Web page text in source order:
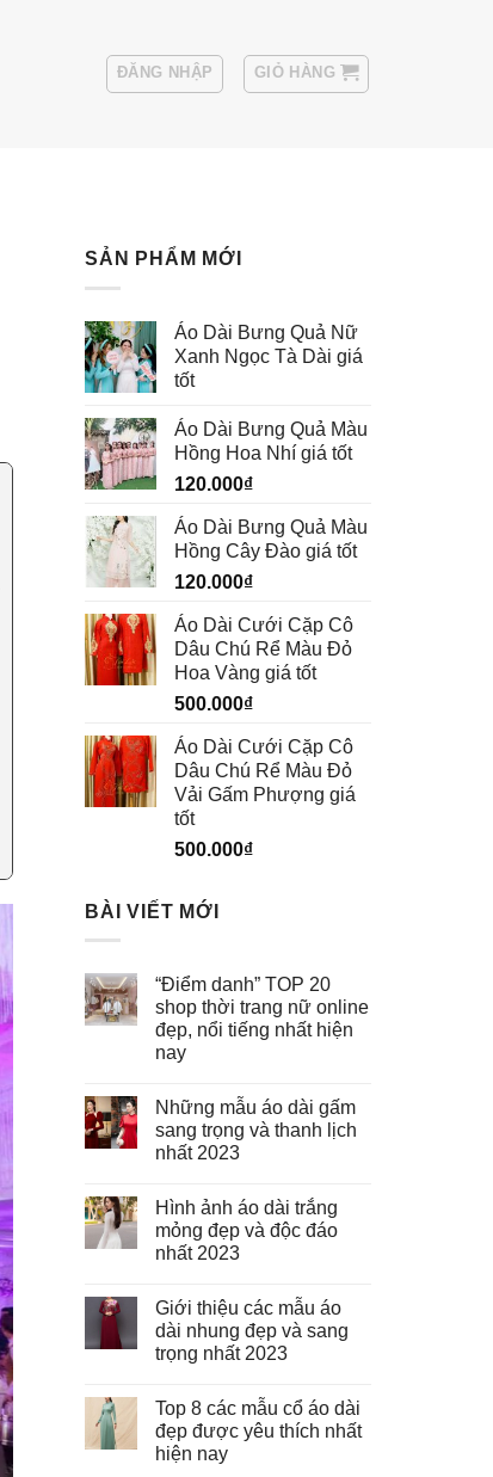
ĐĂNG NHẬP GIỎ HÀNG
SẢN PHẨM MỚI
Áo Dài Bưng Quả Nữ
Xanh Ngọc Tà Dài giá
tốt
Áo Dài Bưng Quả Màu
Hồng Hoa Nhí giá tốt
120.000₫
Áo Dài Bưng Quả Màu
Hồng Cây Đào giá tốt
120.000₫
Áo Dài Cưới Cặp Cô
Dâu Chú Rể Màu Đỏ
Hoa Vàng giá tốt
500.000₫
Áo Dài Cưới Cặp Cô
Dâu Chú Rể Màu Đỏ
Vải Gấm Phượng giá
tốt
500.000₫
BÀI VIẾT MỚI
“Điểm danh” TOP 20
shop thời trang nữ online
đẹp, nổi tiếng nhất hiện
nay
Những mẫu áo dài gấm
sang trọng và thanh lịch
nhất 2023
Hình ảnh áo dài trắng
mỏng đẹp và độc đáo
nhất 2023
Giới thiệu các mẫu áo
dài nhung đẹp và sang
trọng nhất 2023
Top 8 các mẫu cổ áo dài
đẹp được yêu thích nhất
hiện nay